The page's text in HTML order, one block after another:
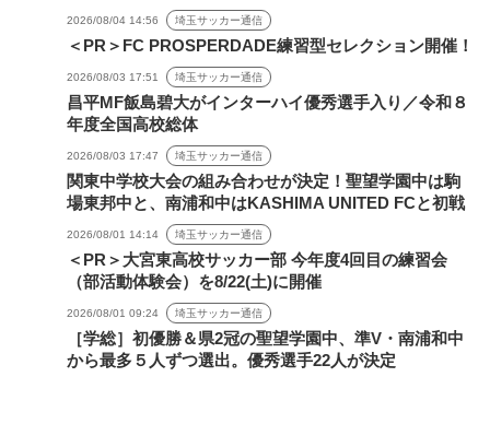
2026/08/04 14:56 埼玉サッカー通信
＜PR＞FC PROSPERDADE練習型セレクション開催！
2026/08/03 17:51 埼玉サッカー通信
昌平MF飯島碧大がインターハイ優秀選手入り／令和８
年度全国高校総体
2026/08/03 17:47 埼玉サッカー通信
関東中学校大会の組み合わせが決定！聖望学園中は駒
場東邦中と、南浦和中はKASHIMA UNITED FCと初戦
2026/08/01 14:14 埼玉サッカー通信
＜PR＞大宮東高校サッカー部 今年度4回目の練習会
（部活動体験会）を8/22(土)に開催
2026/08/01 09:24 埼玉サッカー通信
［学総］初優勝＆県2冠の聖望学園中、準V・南浦和中
から最多５人ずつ選出。優秀選手22人が決定